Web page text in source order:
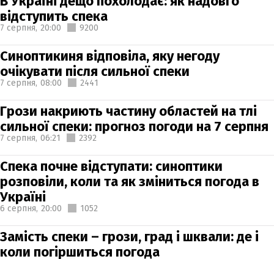
відступить спека
7 серпня, 20:00 9200
Синоптикиня відповіла, яку негоду
очікувати після сильної спеки
7 серпня, 08:00 2441
Грози накриють частину областей на тлі
сильної спеки: прогноз погоди на 7 серпня
7 серпня, 06:21 2392
Спека почне відступати: синоптики
розповіли, коли та як зміниться погода в
Україні
6 серпня, 20:00 1052
Замість спеки – грози, град і шквали: де і
коли погіршиться погода